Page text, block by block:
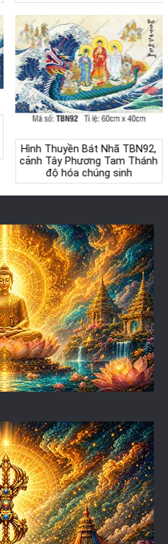
Hình Thuyền Bát Nhã TBN92,
cảnh Tây Phương Tam Thánh
độ hóa chúng sinh